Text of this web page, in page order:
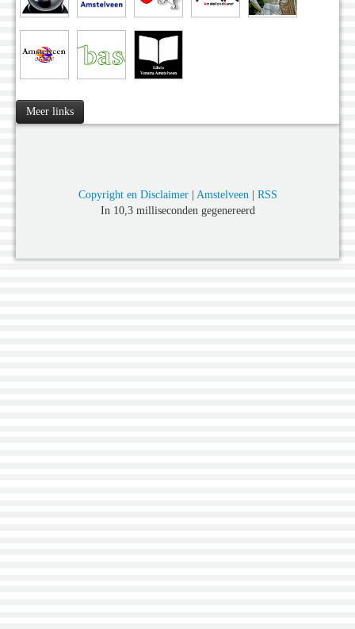
Meer links
Copyright en Disclaimer| Amstelveen| RSS
In 10,3 milliseconden gegenereerd